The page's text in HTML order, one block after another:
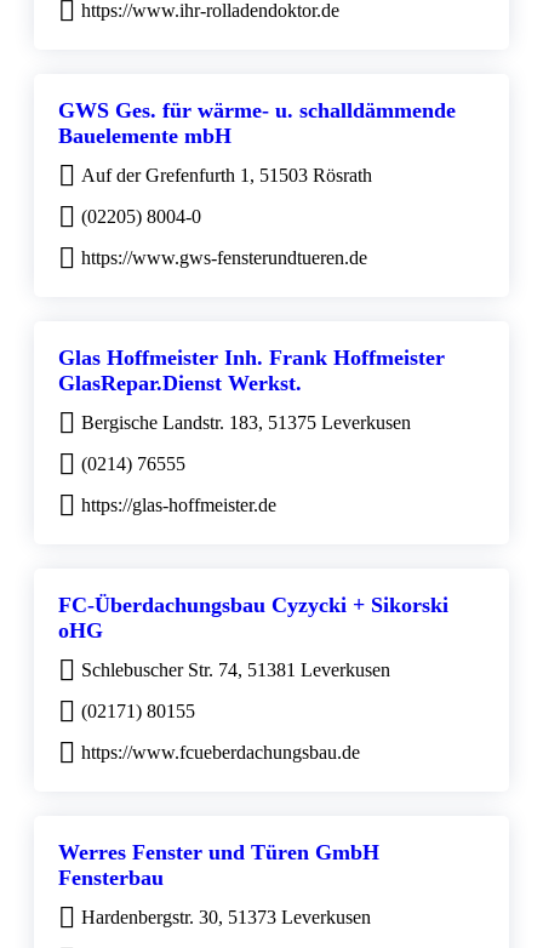
https://www.ihr-rolladendoktor.de
GWS Ges. für wärme- u. schalldämmende
Bauelemente mbH
Auf der Grefenfurth 1, 51503 Rösrath
(02205) 8004-0
https://www.gws-fensterundtueren.de
Glas Hoffmeister Inh. Frank Hoffmeister
GlasRepar.Dienst Werkst.
Bergische Landstr. 183, 51375 Leverkusen
(0214) 76555
https://glas-hoffmeister.de
FC-Überdachungsbau Cyzycki + Sikorski
oHG
Schlebuscher Str. 74, 51381 Leverkusen
(02171) 80155
https://www.fcueberdachungsbau.de
Werres Fenster und Türen GmbH
Fensterbau
Hardenbergstr. 30, 51373 Leverkusen